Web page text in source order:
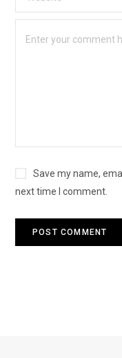
Save my name,
next time I comment.